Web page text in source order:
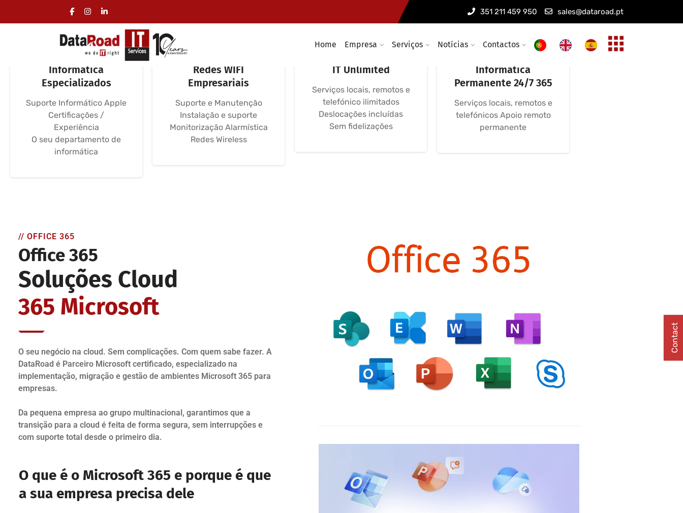
351 211 459 950 sales@dataroad.pt
Home Empresa Serviços Notícias Contactos
Serviços 365
Informática
Especializados
Suporte Informático Apple
Certificações /
Experiência
O seu departamento de
informática
Redes Informáticas,
Redes WIFI
Empresariais
Suporte e Manutenção
Instalação e suporte
Monitorização Alarmística
Redes Wireless
IT Unlimited
Serviços locais, remotos e
telefónico ilimitados
Deslocações incluídas
Sem fidelizações
Informática
Permanente 24/7 365
Serviços locais, remotos e
telefónicos Apoio remoto
permanente
// OFFICE 365
Office 365
Soluções Cloud
365 Microsoft
O seu negócio na cloud. Sem complicações. Com quem sabe fazer. A
DataRoad é Parceiro Microsoft certificado, especializado na
implementação, migração e gestão de ambientes Microsoft 365 para
empresas.
Da pequena empresa ao grupo multinacional, garantimos que a
transição para a cloud é feita de forma segura, sem interrupções e
com suporte total desde o primeiro dia.
O que é o Microsoft 365 e porque é que
a sua empresa precisa dele
Contact